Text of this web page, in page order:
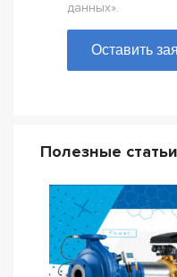
данных».
Оставить
Полезные статьи